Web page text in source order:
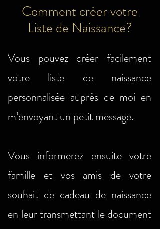
Comment créer votre
Liste de Naissance?
Vous pouvez créer facilement
votre liste de naissance
personnalisée auprès de moi en
m’envoyant un petit message.
Vous informerez ensuite votre
famille et vos amis de votre
souhait de cadeau de naissance
en leur transmettant le document